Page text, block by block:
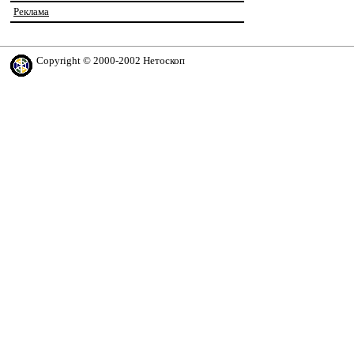
Реклама
Copyright © 2000-2002 Нетоскоп